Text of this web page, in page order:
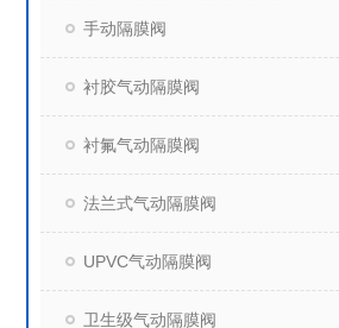
手动隔膜阀
衬胶气动隔膜阀
衬氟气动隔膜阀
法兰式气动隔膜阀
UPVC气动隔膜阀
卫生级气动隔膜阀